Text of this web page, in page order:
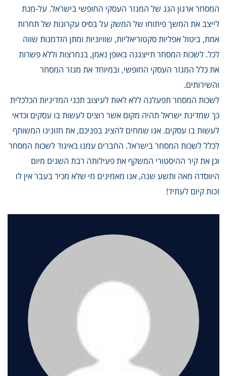
המסחר ארגון הגג של המגזר העסקי החופשי בישראל. על-מנת
לייצב את המשך פיתוחו של המשק על בסיס עקרונות של תחרות
אמת, ביטול אפליות סקטוריאליות, שוויוניות ומתן הזדמנות שווה
לכל. לשכות המסחר תייצגנה באופן נאמן, בנחרצות וללא פשרות
את כלל המגזר העסקי החופשי, ובמיוחד את מגזר המסחר
והשירותים.
לשכות המסחר תפעלנה ללא לאות לעיצוב תכני המדיניות הכלכלית
כך שמדינת ישראל תהיה מקום אשר רוצים לעשות בו עסקים וכדאי
לעשות בו עסקים. אנו שמחים להציג בפניכם, את חזונינו המשותף
לכלל לשכות המסחר בישראל. החברים עמנו באיגוד לשכות המסחר
וכן את קיר ההיסטורי המשקף את פעילותה רבת השנים מיום
היווסדה מאה ותשע שנה, אנו מאמינים מי שלא מכיר בעבר אין לו
זכות קיום לעתיד!